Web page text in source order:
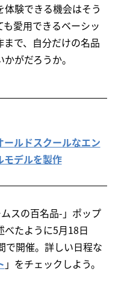
験できる機会はそう
愛用できるベーシッ
で、自分だけの名品
がだろうか。
ルドスクールなエン
モデルを製作
ムスの百名品-」ポップ
べたように5月18日
で開催。詳しい日程な
」をチェックしよう。